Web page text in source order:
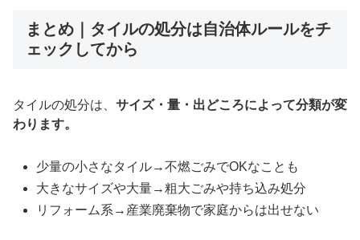
まとめ｜タイルの処分は自治体ルールをチ
ェックしてから
タイルの処分は、 サイズ・量・出どころによって分類が変
わります。
少量の小さなタイル→不燃ごみでOKなことも
大きなサイズや大量→粗大ごみや持ち込み処分
リフォーム系→産業廃棄物で家庭からは出せない